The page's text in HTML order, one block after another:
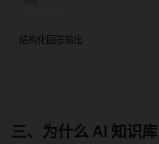
结构化回答输出
三、为什么 AI 知识